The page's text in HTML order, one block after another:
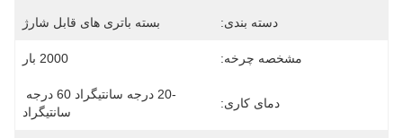
دسته بندی: بسته باتری های قابل شارژ
مشخصه چرخه: 2000 بار
دمای کاری:
سانتیگراد